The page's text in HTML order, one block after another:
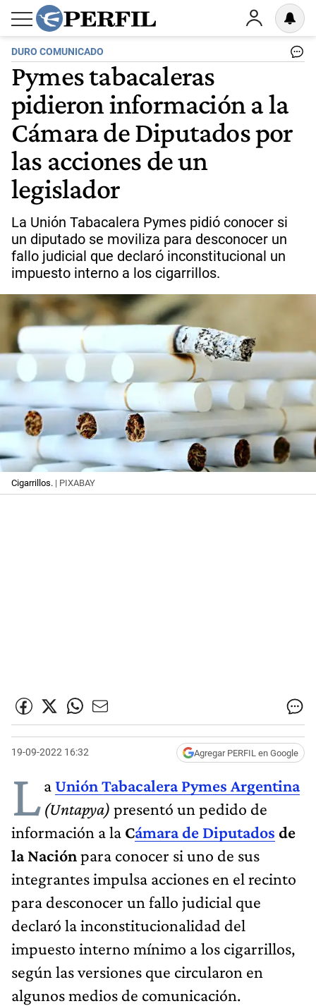
DURO COMUNICADO
Pymes tabacaleras
pidieron información a la
Cámara de Diputados por
las acciones de un
legislador
La Unión Tabacalera Pymes pidió conocer si
un diputado se moviliza para desconocer un
fallo judicial que declaró inconstitucional un
impuesto interno a los cigarrillos.
Cigarrillos. | PIXABAY
19-09-2022 16:32 Agregar PERFIL en Google
LaUnión Tabacalera Pymes Argentina
(Untapya) presentó un pedido de
información a la Cámara de Diputados de
la Naciónpara conocer si uno de sus
integrantes impulsa acciones en el recinto
para desconocer un fallo judicial que
declaró la inconstitucionalidad del
impuesto interno mínimo a los cigarrillos,
según las versiones que circularon en
algunos medios de comunicación.